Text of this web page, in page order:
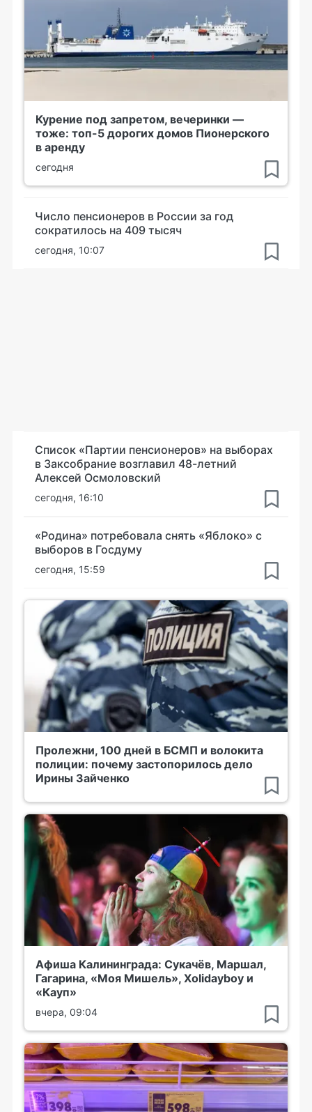
Курение под запретом, вечеринки —
тоже: топ-5 дорогих домов Пионерского
в аренду
сегодня
Число пенсионеров в России за год
сократилось на 409 тысяч
сегодня, 10:07
Список «Партии пенсионеров» на выборах
в Заксобрание возглавил 48-летний
Алексей Осмоловский
сегодня, 16:10
«Родина» потребовала снять «Яблоко» с
выборов в Госдуму
сегодня, 15:59
Пролежни, 100 дней в БСМП и волокита
полиции: почему застопорилось дело
Ирины Зайченко
Афиша Калининграда: Сукачёв, Маршал,
Гагарина, «Моя Мишель», Xolidayboy и
«Кауп»
вчера, 09:04